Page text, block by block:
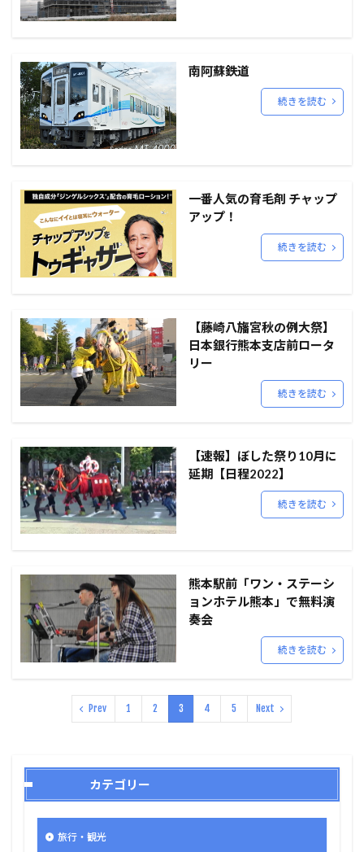
南阿蘇鉄道
続きを読む
一番人気の育毛剤 チャップ
アップ！
続きを読む
【藤崎八旛宮秋の例大祭】
日本銀行熊本支店前ロータ
リー
続きを読む
【速報】ぼした祭り10月に
延期【日程2022】
続きを読む
熊本駅前「ワン・ステーシ
ョンホテル熊本」で無料演
奏会
続きを読む
Prev 1 2 3 4 5 Next
カテゴリー
旅行・観光